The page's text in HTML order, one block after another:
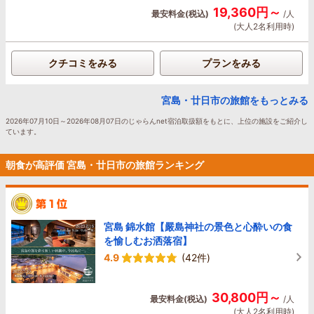
最安料金(税込) 19,360円～ /人
(大人2名利用時)
クチコミをみる プランをみる
宮島・廿日市の旅館をもっとみる
2026年07月10日～2026年08月07日のじゃらんnet宿泊取扱額をもとに、上位の施設をご紹介し
ています。
朝食が高評価 宮島・廿日市の旅館ランキング
宮島 錦水館【嚴島神社の景色と心酔いの食
を愉しむお洒落宿】
4.9
(42件)
最安料金(税込) 30,800円～ /人
(大人2名利用時)